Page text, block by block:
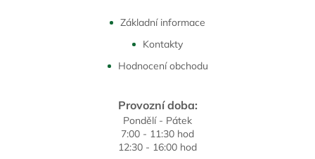
Základní informace
Kontakty
Hodnocení obchodu
Provozní doba:
Pondělí - Pátek
7:00 - 11:30 hod
12:30 - 16:00 hod